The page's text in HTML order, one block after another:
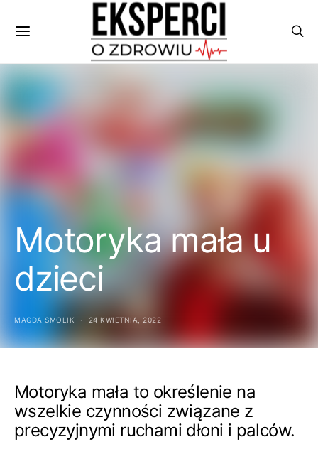
Motoryka mała u
dzieci
MAGDA SMOLIK 24 KWIETNIA, 2022
Motoryka mała to określenie na
wszelkie czynności związane z
precyzyjnymi ruchami dłoni i palców.